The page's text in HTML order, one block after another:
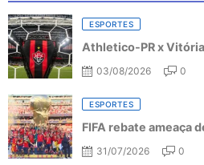
ESPORTES
Athletico-PR x
03/08/2026 0
ESPORTES
FIFA rebate ameaça
31/07/2026 0